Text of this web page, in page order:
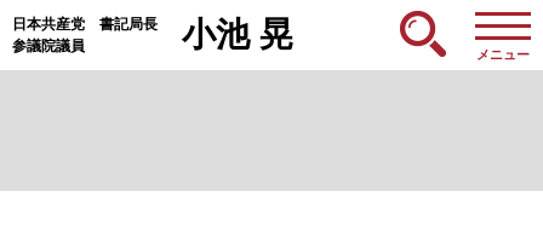
日本共産党 書記局長
参議院議員
小池 晃
メニュー